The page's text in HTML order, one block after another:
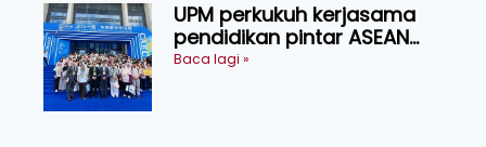
UPM perkukuh kerjasama
pendidikan pintar ASEAN
menerusi lawatan rasmi ke
Baca lagi »